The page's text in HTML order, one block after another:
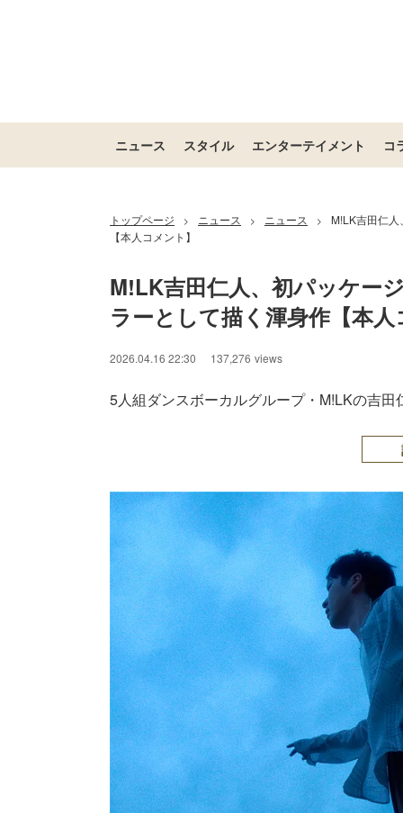
ニュース スタイル エンターテイメント コ
トップページ > ニュース > ニュース >
M!LK吉田仁
【本人コメント】
M!LK吉田仁人、初パッケー
ラーとして描く渾身作【本
2026.04.16 22:30 137,276 views
5人組ダンスボーカルグループ・M!LKの吉